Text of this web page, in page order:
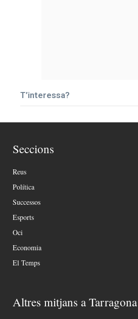
T’interessa?
Seccions
Reus
Política
Successos
Esports
Oci
Economia
El Temps
Altres mitjans a Tarragona